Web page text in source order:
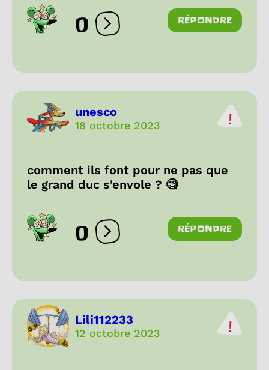
0 Ouvrir les réactions
RÉPONDRE
unesco
18 octobre 2023
comment ils font pour ne pas que
le grand duc s'envole ? 🧐
0 Ouvrir les réactions
RÉPONDRE
Lili112233
12 octobre 2023